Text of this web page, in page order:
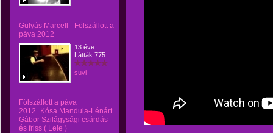
Gulyás Marcell - Fölszállott a
páva 2012
13 éve
Látták:775
suvi
Fölszállott a páva
2012_Kósa Mandula-Lénárt
Gábor Szilágysági csárdás
és friss ( Lele )